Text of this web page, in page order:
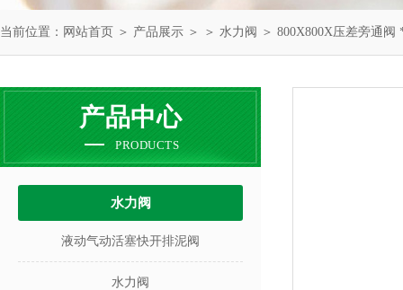
当前位置： 网站首页 ＞ 产品展示 ＞ ＞ 水力阀 ＞ 800X800X压差旁通阀
产品中心
PRODUCTS
水力阀
液动气动活塞快开排泥阀
水力阀